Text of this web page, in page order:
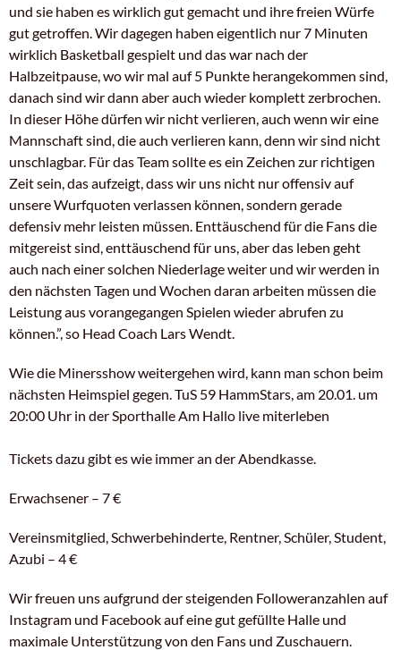
und sie haben es wirklich gut gemacht und ihre freien Würfe
gut getroffen. Wir dagegen haben eigentlich nur 7 Minuten
wirklich Basketball gespielt und das war nach der
Halbzeitpause, wo wir mal auf 5 Punkte herangekommen sind,
danach sind wir dann aber auch wieder komplett zerbrochen.
In dieser Höhe dürfen wir nicht verlieren, auch wenn wir eine
Mannschaft sind, die auch verlieren kann, denn wir sind nicht
unschlagbar. Für das Team sollte es ein Zeichen zur richtigen
Zeit sein, das aufzeigt, dass wir uns nicht nur offensiv auf
unsere Wurfquoten verlassen können, sondern gerade
defensiv mehr leisten müssen. Enttäuschend für die Fans die
mitgereist sind, enttäuschend für uns, aber das leben geht
auch nach einer solchen Niederlage weiter und wir werden in
den nächsten Tagen und Wochen daran arbeiten müssen die
Leistung aus vorangegangen Spielen wieder abrufen zu
können.”, so Head Coach Lars Wendt.
Wie die Minersshow weitergehen wird, kann man schon beim
nächsten Heimspiel gegen. TuS 59 HammStars, am 20.01. um
20:00 Uhr in der Sporthalle Am Hallo live miterleben
Tickets dazu gibt es wie immer an der Abendkasse.
Erwachsener – 7 €
Vereinsmitglied, Schwerbehinderte, Rentner, Schüler, Student,
Azubi – 4 €
Wir freuen uns aufgrund der steigenden Followeranzahlen auf
Instagram und Facebook auf eine gut gefüllte Halle und
maximale Unterstützung von den Fans und Zuschauern.